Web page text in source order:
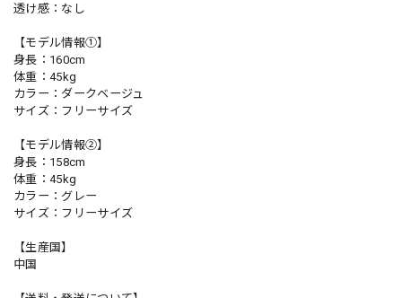
透け感：なし
【モデル情報①】
身長：160cm
体重：45kg
カラー：ダークベージュ
サイズ：フリーサイズ
【モデル情報②】
身長：158cm
体重：45kg
カラー：グレー
サイズ：フリーサイズ
【生産国】
中国